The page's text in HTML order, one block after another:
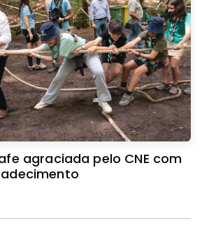
agraciada pelo CNE com